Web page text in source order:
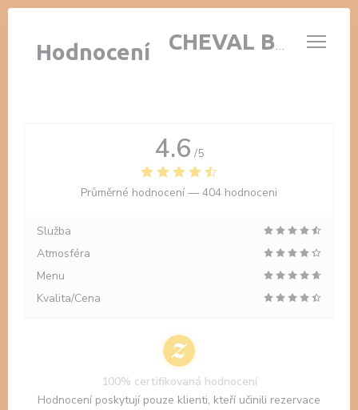
Panel pro správu cookies
AUBERGE AU CHEVAL BLANC
Hodnocení
4.6 /5
Průměrné hodnocení — 404 hodnoceni
Služba
Atmosféra
Menu
Kvalita/Cena
100% certifikovaná hodnocení
Hodnocení poskytují pouze klienti, kteří učinili rezervace